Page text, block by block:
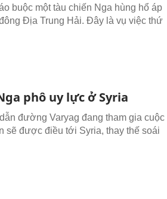
buộc một tàu chiến Nga hùng hổ áp
Địa Trung Hải. Đây là vụ việc thứ
phô uy lực ở Syria
đường Varyag đang tham gia cuộc
sẽ được điều tới Syria, thay thế soái